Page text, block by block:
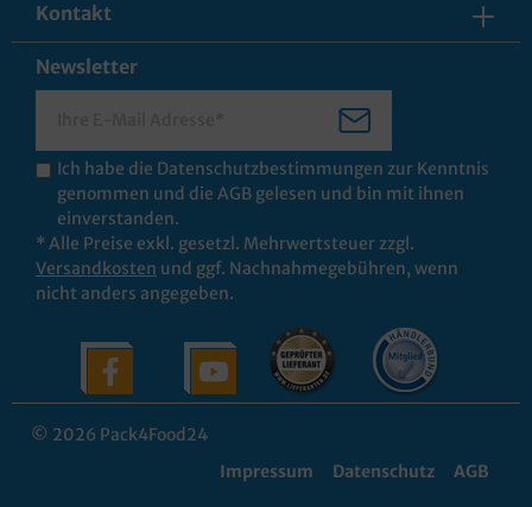
Kontakt
Newsletter
Ich habe die Datenschutzbestimmungen zur Kenntnis
genommen und die AGB gelesen und bin mit ihnen
einverstanden.
* Alle Preise exkl. gesetzl. Mehrwertsteuer zzgl.
Versandkosten und ggf. Nachnahmegebühren, wenn
nicht anders angegeben.
© 2026 Pack4Food24
Impressum
Datenschutz AGB